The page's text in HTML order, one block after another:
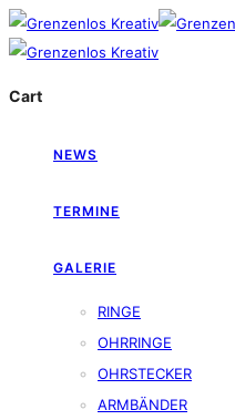
Cart
NEWS
TERMINE
GALERIE
RINGE
OHRRINGE
OHRSTECKER
ARMBÄNDER